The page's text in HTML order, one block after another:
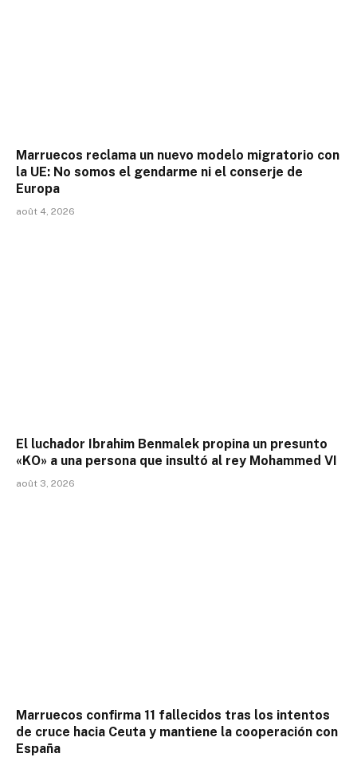
Marruecos reclama un nuevo modelo migratorio con
la UE: No somos el gendarme ni el conserje de
Europa
août 4, 2026
El luchador Ibrahim Benmalek propina un presunto
«KO» a una persona que insultó al rey Mohammed VI
août 3, 2026
Marruecos confirma 11 fallecidos tras los intentos
de cruce hacia Ceuta y mantiene la cooperación con
España